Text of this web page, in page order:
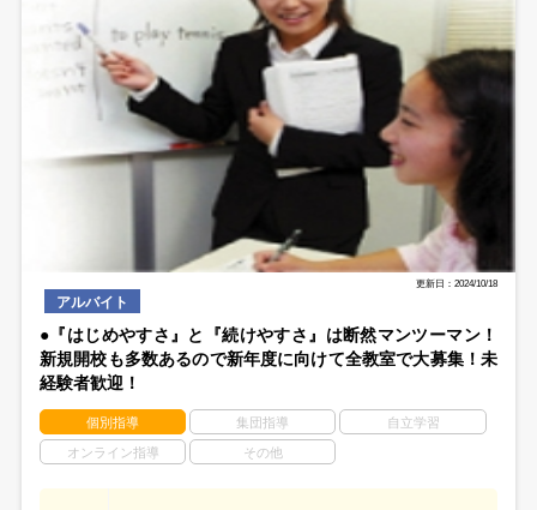
更新日：2024/10/18
アルバイト
●『はじめやすさ』と『続けやすさ』は断然マンツーマン！
新規開校も多数あるので新年度に向けて全教室で大募集！未
経験者歓迎！
個別指導 集団指導 自立学習
オンライン指導 その他